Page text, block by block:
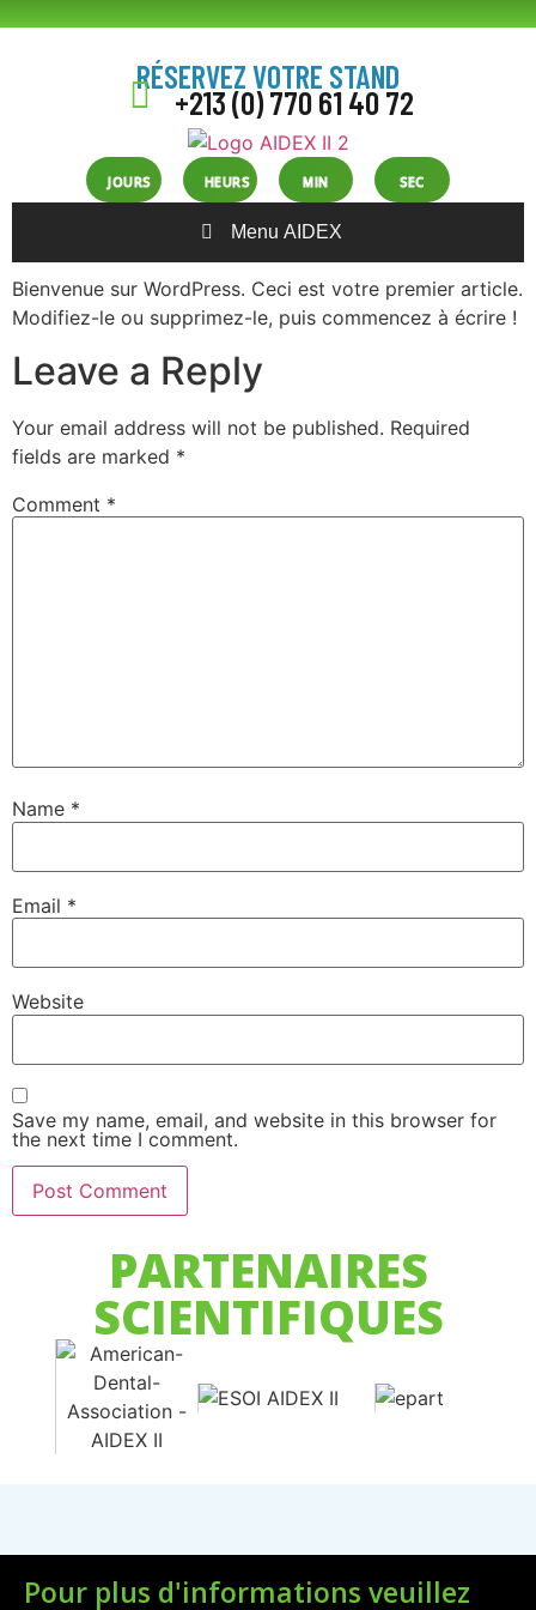
RÉSERVEZ VOTRE STAND
+213 (0) 770 61 40 72
JOURS HEURS MIN SEC
Menu AIDEX
Bienvenue sur WordPress. Ceci est votre premier article.
Modifiez-le ou supprimez-le, puis commencez à écrire !
Leave a Reply
Your email address will not be published. Required
fields are marked *
Comment *
Name *
Email *
Website
Save my name, email, and website in this browser for
the next time I comment.
PARTENAIRES
SCIENTIFIQUES
Pour plus d'informations veuillez